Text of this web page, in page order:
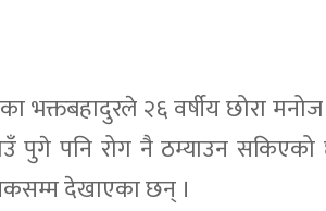
२६ वर्षीय छोरा मनोज
पुगे पनि रोग नै ठम्याउन
देखाएका छन् ।